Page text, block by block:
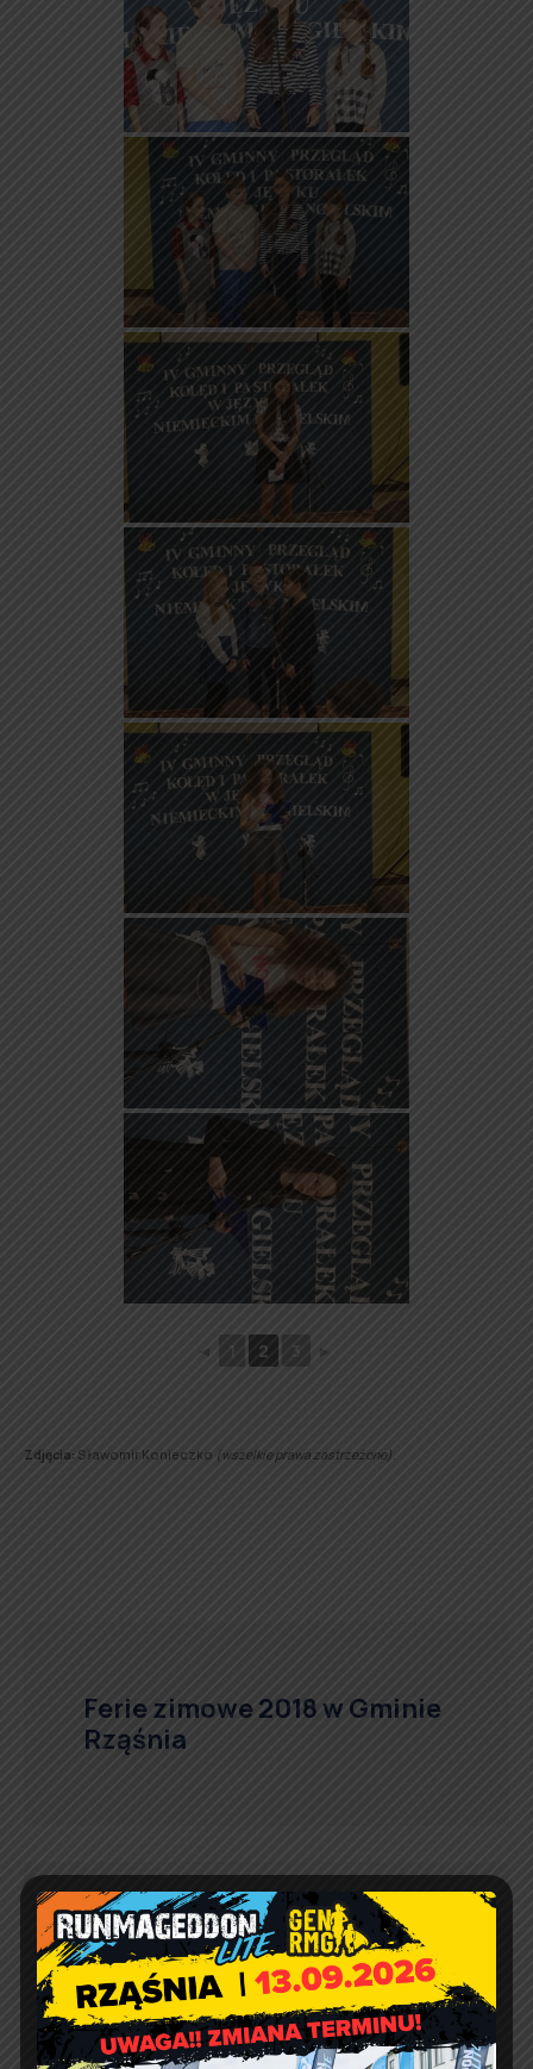
◄ 1 2 3 ►
Zdjęcia: Sławomir Konieczko (wszelkie prawa zastrzeżone).
Ferie zimowe 2018 w Gminie
Rząśnia
Ekologiczne ciepło w
Gminie Rząśnia